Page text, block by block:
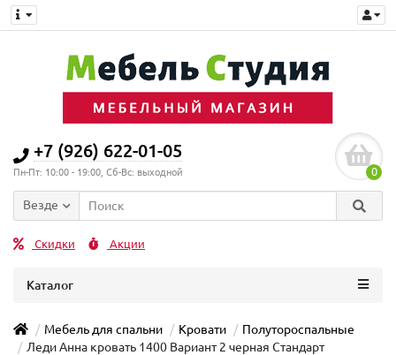
+7 (926) 622-01-05
Пн-Пт: 10:00 - 19:00, Сб-Вс: выходной 0
Везде
Скидки Акции
Каталог
Мебель для спальни Кровати
Полутороспальные
Леди Анна кровать 1400 Вариант 2 черная Стандарт